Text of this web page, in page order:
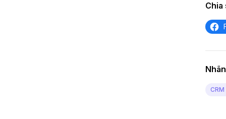
Chia
Nhãn
CRM